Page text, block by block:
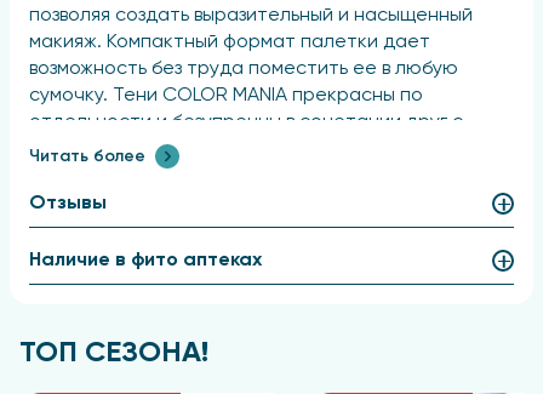
позволяя создать выразительный и насыщенный
макияж. Компактный формат палетки дает
возможность без труда поместить ее в любую
сумочку. Тени COLOR MANIA прекрасны по
отдельности и безупречны в сочетании друг с
другом.
Способ применения
Нанесите необходимое количество теней на кожу
век при помощи аппликатора или кисти.
Читать более
Отзывы
Наличие в фито аптеках
ТОП СЕЗОНА!